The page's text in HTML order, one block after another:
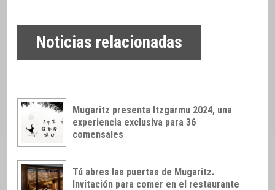
Noticias relacionadas
Mugaritz presenta Itzgarmu 2024, una
experiencia exclusiva para 36
comensales
Tú abres las puertas de Mugaritz.
Invitación para comer en el restaurante